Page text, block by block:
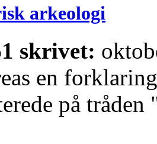
arkeologi
skrivet:
en
på